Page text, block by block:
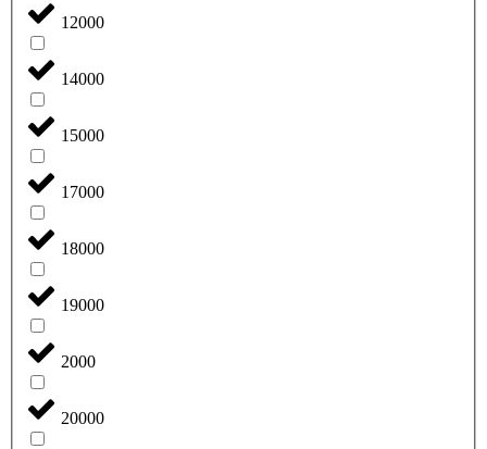
12000
14000
15000
17000
18000
19000
2000
20000